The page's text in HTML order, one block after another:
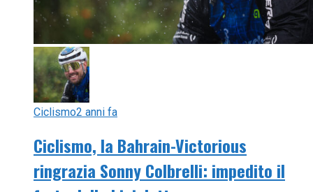
Ciclismo2 anni fa
Ciclismo, la Bahrain-Victorious
ringrazia Sonny Colbrelli: impedito il